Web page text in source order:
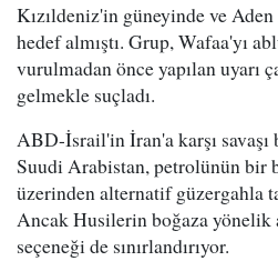
Kızıldeniz'in güneyinde ve
hedef almıştı. Grup, Wafaa'yı
vurulmadan önce yapılan uyarı
gelmekle suçladı.
ABD-İsrail'in İran'a karşı savaşı
Suudi Arabistan, petrolünün bir
üzerinden alternatif güzergahla
Ancak Husilerin boğaza yönelik
seçeneği de sınırlandırıyor.